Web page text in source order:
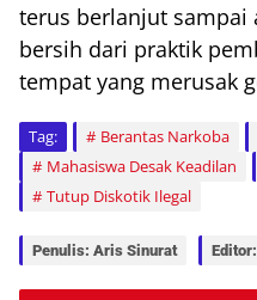
terus berlanjut sampai
bersih dari praktik
tempat yang merusak
Tag: Berantas Narkoba
Mahasiswa Desak Keadilan
Tutup Diskotik Ilegal
Penulis: Aris Sinurat